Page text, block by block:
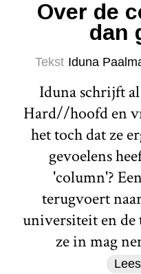
Over de
dan
Tekst Iduna
Iduna schrijft
Hard//hoofd en
het toch dat ze
gevoelens
'column'?
terugvoert
universiteit en
ze in mag